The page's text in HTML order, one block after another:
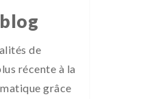
de
récente à la
grâce